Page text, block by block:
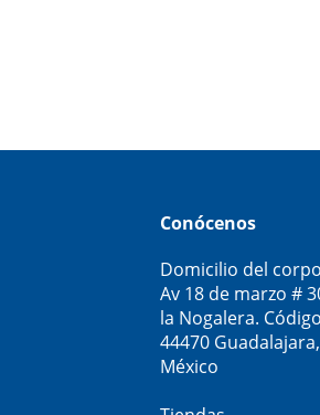
Conócenos
Domicilio del
Av 18 de marzo #
la Nogalera.
44470
México